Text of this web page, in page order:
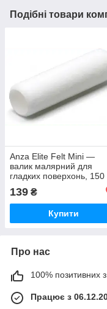
Подібні товари
Anza Elite Felt Mini —
валик малярний для
гладких поверхонь, 150
139 ₴
Купити
Про нас
100% позитивних з
Працює з